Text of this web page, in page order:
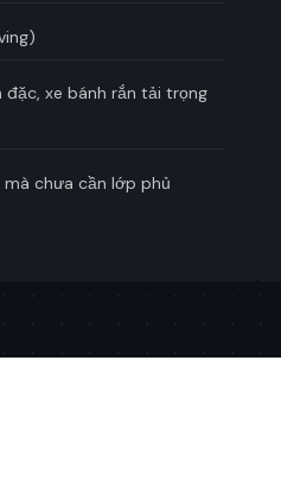
xe bánh rắn tải trọng
mà chưa cần lớp phủ